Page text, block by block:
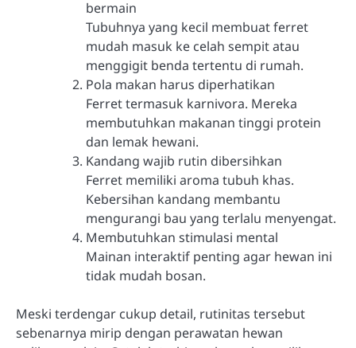
bermain
Tubuhnya yang kecil membuat ferret
mudah masuk ke celah sempit atau
menggigit benda tertentu di rumah.
Pola makan harus diperhatikan
Ferret termasuk karnivora. Mereka
membutuhkan makanan tinggi protein
dan lemak hewani.
Kandang wajib rutin dibersihkan
Ferret memiliki aroma tubuh khas.
Kebersihan kandang membantu
mengurangi bau yang terlalu menyengat.
Membutuhkan stimulasi mental
Mainan interaktif penting agar hewan ini
tidak mudah bosan.
Meski terdengar cukup detail, rutinitas tersebut
sebenarnya mirip dengan perawatan hewan